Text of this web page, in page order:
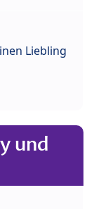
Liebling
und